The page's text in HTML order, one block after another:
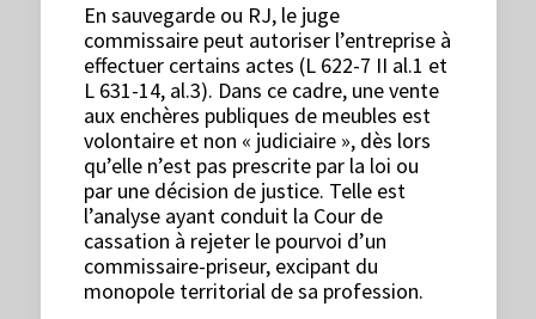
En sauvegarde ou RJ, le juge
commissaire peut autoriser l’entreprise à
effectuer certains actes (L 622-7 II al.1 et
L 631-14, al.3). Dans ce cadre, une vente
aux enchères publiques de meubles est
volontaire et non « judiciaire », dès lors
qu’elle n’est pas prescrite par la loi ou
par une décision de justice. Telle est
l’analyse ayant conduit la Cour de
cassation à rejeter le pourvoi d’un
commissaire-priseur, excipant du
monopole territorial de sa profession.